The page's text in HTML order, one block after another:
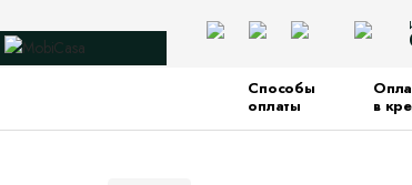
Способы
оплаты
в